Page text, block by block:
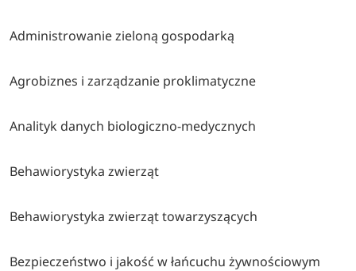
Administrowanie zieloną gospodarką
Agrobiznes i zarządzanie proklimatyczne
Analityk danych biologiczno-medycznych
Behawiorystyka zwierząt
Behawiorystyka zwierząt towarzyszących
Bezpieczeństwo i jakość w łańcuchu żywnościowym